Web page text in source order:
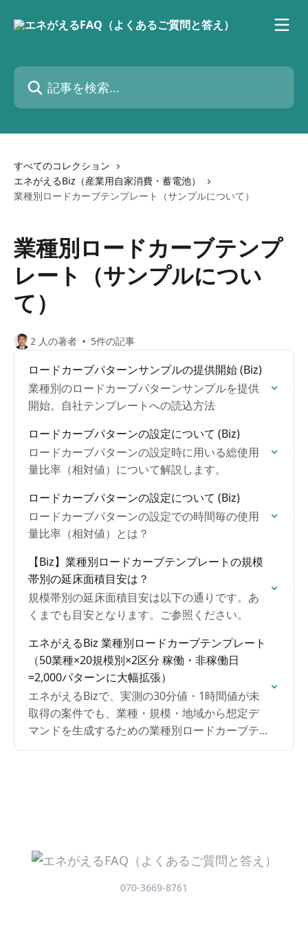
記事を検索...
すべてのコレクション
エネがえるBiz（産業用自家消費・蓄電池）
業種別ロードカーブテンプレート（サンプルについて）
業種別ロードカーブテンプ
レート（サンプルについ
て）
2 人の著者 5件の記事
ロードカーブパターンサンプルの提供開始 (Biz)
業種別のロードカーブパターンサンプルを提供
開始。自社テンプレートへの読込方法
ロードカーブパターンの設定について (Biz)
ロードカーブパターンの設定時に用いる総使用
量比率（相対値）について解説します。
ロードカーブパターンの設定について (Biz)
ロードカーブパターンの設定での時間毎の使用
量比率（相対値）とは？
【Biz】業種別ロードカーブテンプレートの規模
帯別の延床面積目安は？
規模帯別の延床面積目安は以下の通りです。あ
くまでも目安となります。ご参照ください。
エネがえるBiz 業種別ロードカーブテンプレート
（50業種×20規模別×2区分 稼働・非稼働日
=2,000パターンに大幅拡張）
エネがえるBizで、実測の30分値・1時間値が未
取得の案件でも、業種・規模・地域から想定デ
マンドを生成するための業種別ロードカーブテ
ンプレート群を50業種×20規模別×稼働・非稼働
070-3669-8761